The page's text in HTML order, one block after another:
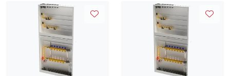
Rørsystemer
Snøsmelt
Sprinkler